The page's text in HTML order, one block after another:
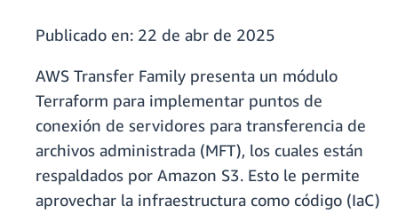
Publicado en: 22 de abr de 2025
AWS Transfer Family presenta un módulo
Terraform para implementar puntos de
conexión de servidores para transferencia de
archivos administrada (MFT), los cuales están
respaldados por Amazon S3. Esto le permite
aprovechar la infraestructura como código (IaC)